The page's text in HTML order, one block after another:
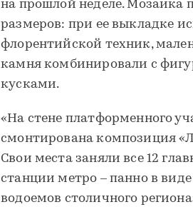
на прошлой неделе. Мозаика
размеров: при ее выкладке
флорентийской техник,
камня комбинировали с
кусками.
«На стене платформенного
смонтирована композиция
Свои места заняли все 12
станции метро – панно в
водоемов столичного